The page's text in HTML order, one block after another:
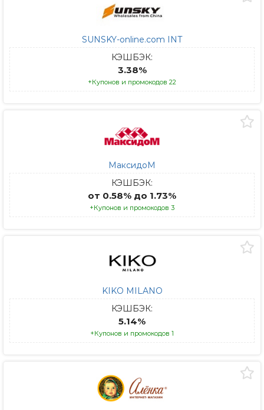
SUNSKY-online.com INT
КЭШБЭК:
3.38%
+Купонов и промокодов 22
МаксидоМ
КЭШБЭК:
от 0.58% до 1.73%
+Купонов и промокодов 3
KIKO MILANO
КЭШБЭК:
5.14%
+Купонов и промокодов 1